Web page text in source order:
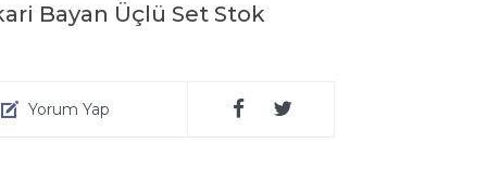
Bayan Üçlü Set Stok
Yorum Yap